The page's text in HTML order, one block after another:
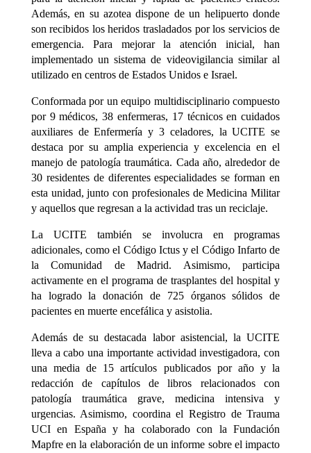
Además, en su azotea dispone de un helipuerto donde
son recibidos los heridos trasladados por los servicios de
emergencia. Para mejorar la atención inicial, han
implementado un sistema de videovigilancia similar al
utilizado en centros de Estados Unidos e Israel.
Conformada por un equipo multidisciplinario compuesto
por 9 médicos, 38 enfermeras, 17 técnicos en cuidados
auxiliares de Enfermería y 3 celadores, la UCITE se
destaca por su amplia experiencia y excelencia en el
manejo de patología traumática. Cada año, alrededor de
30 residentes de diferentes especialidades se forman en
esta unidad, junto con profesionales de Medicina Militar
y aquellos que regresan a la actividad tras un reciclaje.
La UCITE también se involucra en programas
adicionales, como el Código Ictus y el Código Infarto de
la Comunidad de Madrid. Asimismo, participa
activamente en el programa de trasplantes del hospital y
ha logrado la donación de 725 órganos sólidos de
pacientes en muerte encefálica y asistolia.
Además de su destacada labor asistencial, la UCITE
lleva a cabo una importante actividad investigadora, con
una media de 15 artículos publicados por año y la
redacción de capítulos de libros relacionados con
patología traumática grave, medicina intensiva y
urgencias. Asimismo, coordina el Registro de Trauma
UCI en España y ha colaborado con la Fundación
Mapfre en la elaboración de un informe sobre el impacto